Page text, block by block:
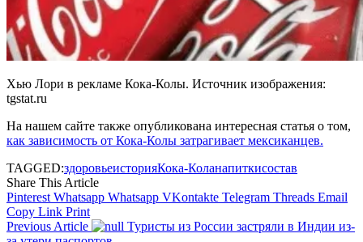
Хью Лори в рекламе Кока-Колы. Источник изображения:
tgstat.ru
На нашем сайте также опубликована интересная статья о том,
как зависимость от Кока-Колы затрагивает мексиканцев.
TAGGED:здоровьеисторияКока-Коланапиткисостав
Share This Article
Pinterest Whatsapp Whatsapp VKontakte Telegram Threads Email
Copy Link Print
Previous Article
Туристы из России застряли в Индии из-